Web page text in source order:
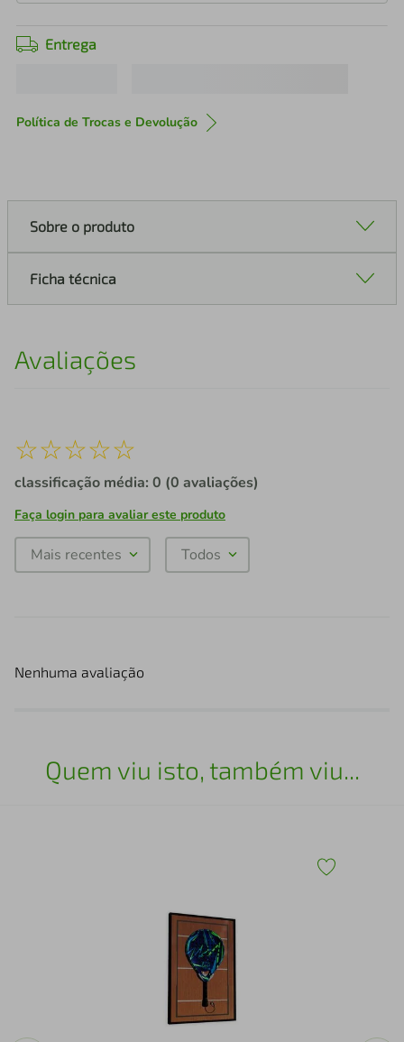
Entrega
Política de Trocas e Devolução
Sobre o produto
Ficha técnica
Avaliações
☆☆☆☆☆
classificação média: 0 (0 avaliações)
Faça login para avaliar este produto
Mais recentes Todos
Nenhuma avaliação
Quem viu isto, também viu...